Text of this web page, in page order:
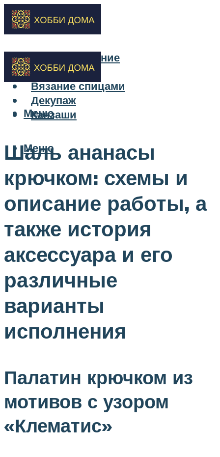
Бисероплетение
Вышивка
Вязание спицами
Декупаж
Канзаши
Меню
Меню
Шаль ананасы
крючком: схемы и
описание работы, а
также история
аксессуара и его
различные
варианты
исполнения
Палатин крючком из
мотивов с узором
«Клематис»